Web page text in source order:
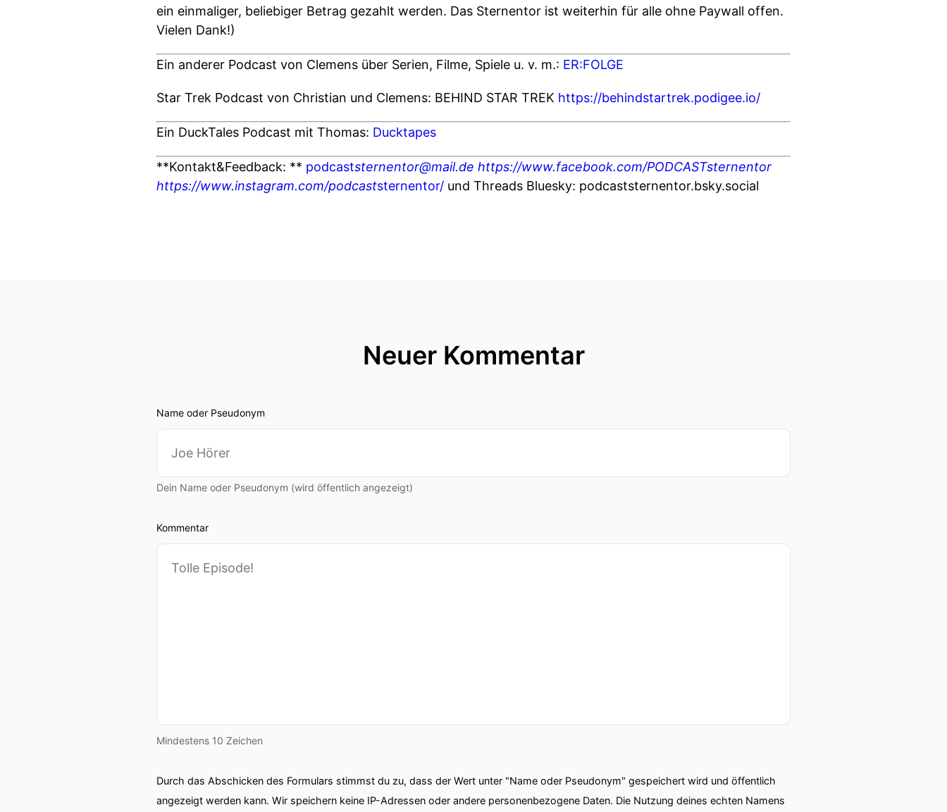
ein einmaliger, beliebiger Betrag gezahlt werden. Das Sternentor ist weiterhin für alle ohne Paywall offen.
Vielen Dank!)
Ein anderer Podcast von Clemens über Serien, Filme, Spiele u. v. m.: ER:FOLGE
Star Trek Podcast von Christian und Clemens: BEHIND STAR TREK https://behindstartrek.podigee.io/
Ein DuckTales Podcast mit Thomas: Ducktapes
**Kontakt&Feedback: ** podcaststernentor@mail.de https://www.facebook.com/PODCASTsternentor
https://www.instagram.com/podcaststernentor/ und Threads Bluesky: podcaststernentor.bsky.social
Neuer Kommentar
Name oder Pseudonym
Dein Name oder Pseudonym (wird öffentlich angezeigt)
Kommentar
Mindestens 10 Zeichen
Durch das Abschicken des Formulars stimmst du zu, dass der Wert unter "Name oder Pseudonym" gespeichert wird und öffentlich
angezeigt werden kann. Wir speichern keine IP-Adressen oder andere personenbezogene Daten. Die Nutzung deines echten Namens